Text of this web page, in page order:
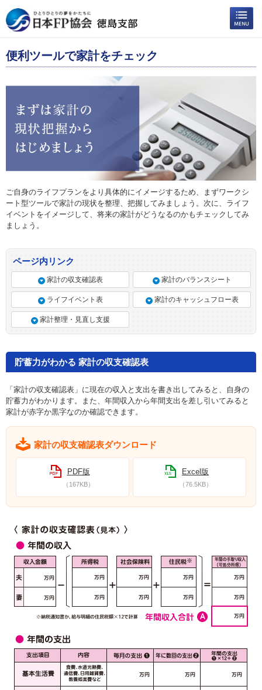
便利ツールで家計をチェック
ご自身のライフプランをより具体的にイメージするため、まずワークシ
ート型ツールで家計の現状を整理、把握してみましょう。次に、ライフ
イベントをイメージして、将来の家計がどうなるのかもチェックしてみ
ましょう。
ページ内リンク
家計の収支確認表 家計のバランスシート
ライフイベント表 家計のキャッシュフロー表
家計整理・見直し支援
貯蓄力がわかる 家計の収支確認表
「家計の収支確認表」に現在の収入と支出を書き出してみると、自身の
貯蓄力がわかります。また、年間収入から年間支出を差し引いてみると
家計が赤字か黒字なのか確認できます。
家計の収支確認表ダウンロード
PDF版
（167KB）
Excel版
（76.5KB）